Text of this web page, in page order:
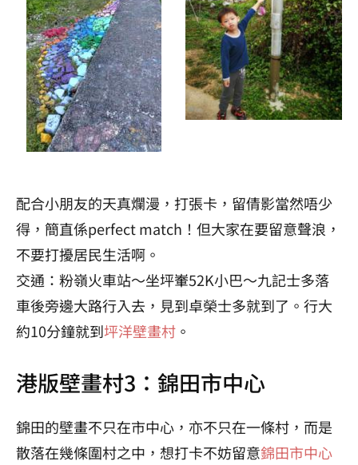
配合小朋友的天真爛漫，打張卡，留倩影當然唔少
得，簡直係perfect match！但大家在要留意聲浪，
不要打擾居民生活啊。
交通：粉嶺火車站～坐坪輋52K小巴～九記士多落
車後旁邊大路行入去，見到卓榮士多就到了。行大
約10分鐘就到坪洋壁畫村 。
港版壁畫村3：錦田市中心
錦田的壁畫不只在市中心，亦不只在一條村，而是
散落在幾條圍村之中，想打卡不妨留意錦田市中心